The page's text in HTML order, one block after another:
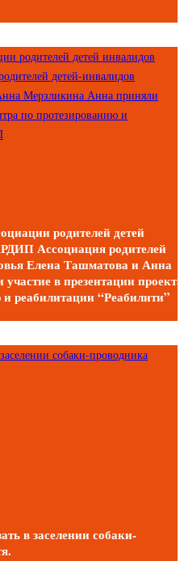
родителей детей
Ассоциация родителей
Елена Ташматова и Анна
в презентации проекта
реабилитации “Реабилити”
в заселении собаки-